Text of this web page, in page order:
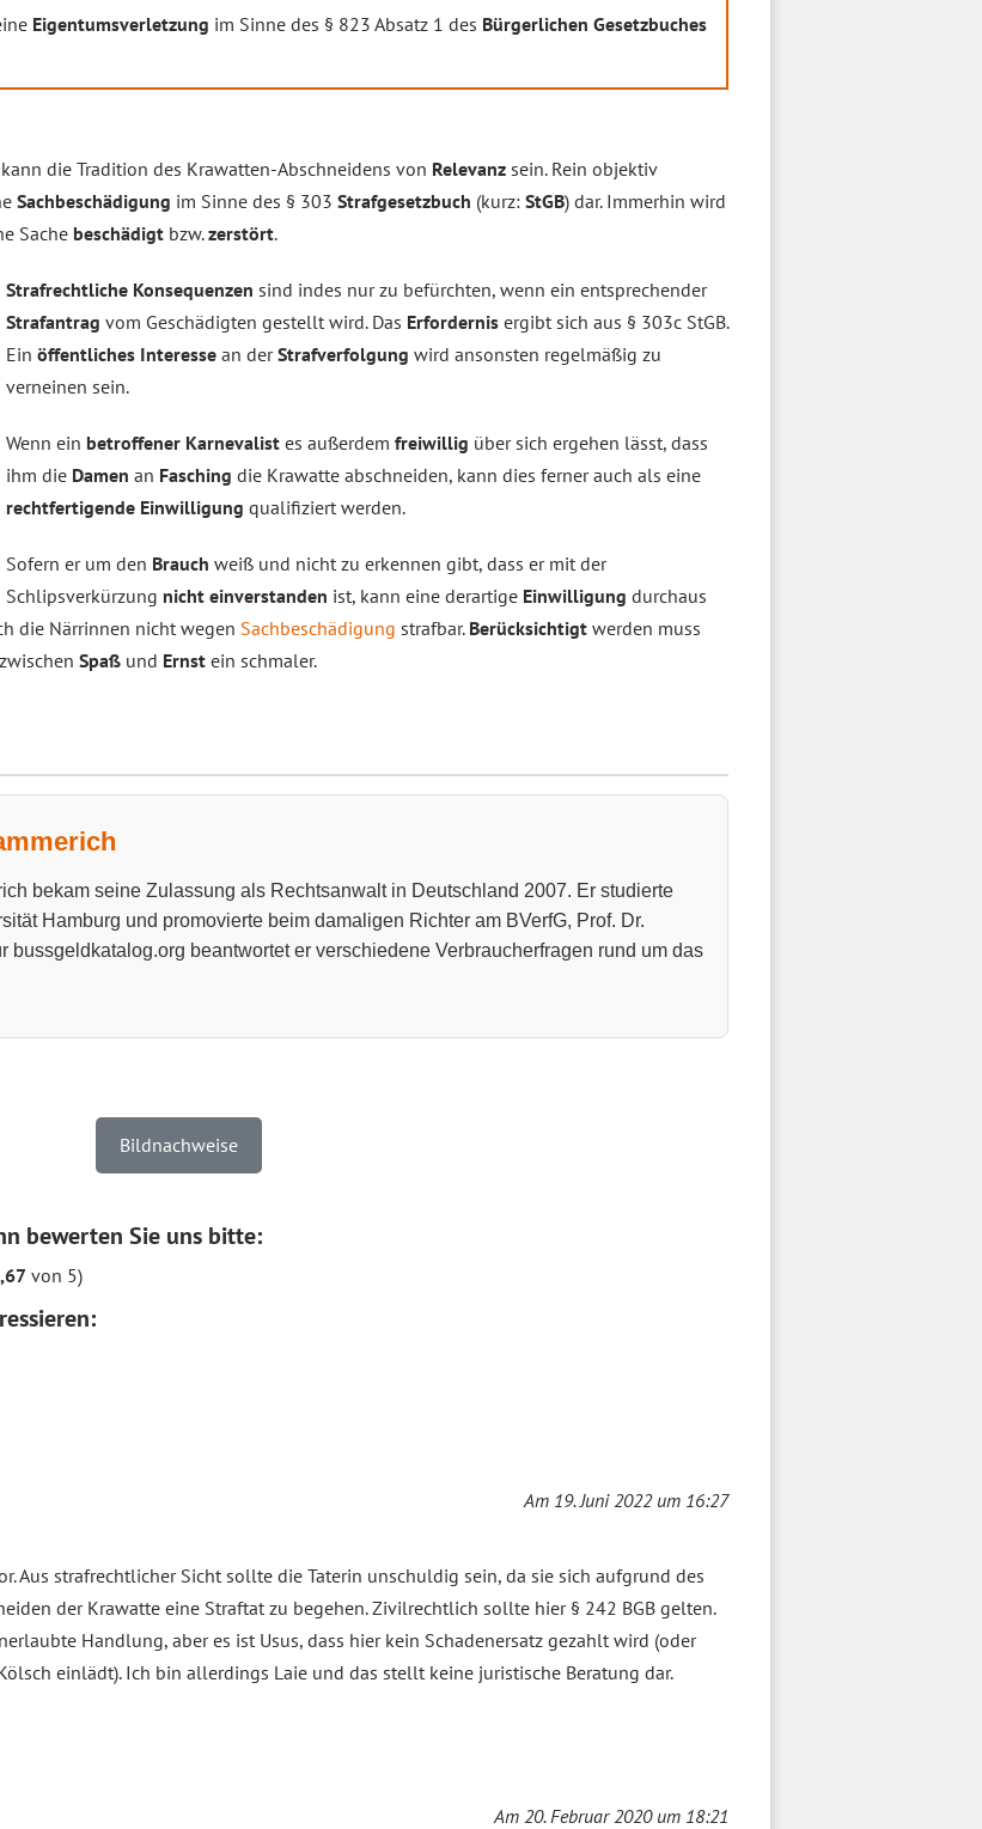
Eigentumsverletzung im Sinne des § 823 Absatz 1 des Bürgerlichen Gesetzbuches
kann die Tradition des Krawatten-Abschneidens von Relevanz sein. Rein objektiv
Sachbeschädigung im Sinne des § 303 Strafgesetzbuch (kurz: StGB) dar. Immerhin wird
Sache beschädigt bzw.zerstört.
Strafrechtliche Konsequenzen sind indes nur zu befürchten, wenn ein entsprechender
Strafantrag vom Geschädigten gestellt wird. Das Erfordernis ergibt sich aus § 303c StGB.
Ein öffentliches Interesse an derStrafverfolgung wird ansonsten regelmäßig zu
verneinen sein.
Wenn ein betroffener Karnevalist es außerdem freiwillig über sich ergehen lässt, dass
ihm die Damen an Fasching die Krawatte abschneiden, kann dies ferner auch als eine
rechtfertigende Einwilligung qualifiziert werden.
Sofern er um den Brauch weiß und nicht zu erkennen gibt, dass er mit der
Schlipsverkürzung nicht einverstanden ist, kann eine derartige Einwilligung durchaus
die Närrinnen nicht wegen Sachbeschädigung strafbar. Berücksichtigt werden muss
zwischen Spaß und Ernst ein schmaler.
bekam seine Zulassung als Rechtsanwalt in Deutschland 2007. Er studierte
Hamburg und promovierte beim damaligen Richter am BVerfG, Prof. Dr.
bussgeldkatalog.org beantwortet er verschiedene Verbraucherfragen rund um das
Bildnachweise
bewerten Sie uns bitte:
von 5)
Am 19. Juni 2022 um 16:27
Aus strafrechtlicher Sicht sollte die Taterin unschuldig sein, da sie sich aufgrund des
der Krawatte eine Straftat zu begehen. Zivilrechtlich sollte hier § 242 BGB gelten.
Handlung, aber es ist Usus, dass hier kein Schadenersatz gezahlt wird (oder
einlädt). Ich bin allerdings Laie und das stellt keine juristische Beratung dar.
Am 20. Februar 2020 um 18:21